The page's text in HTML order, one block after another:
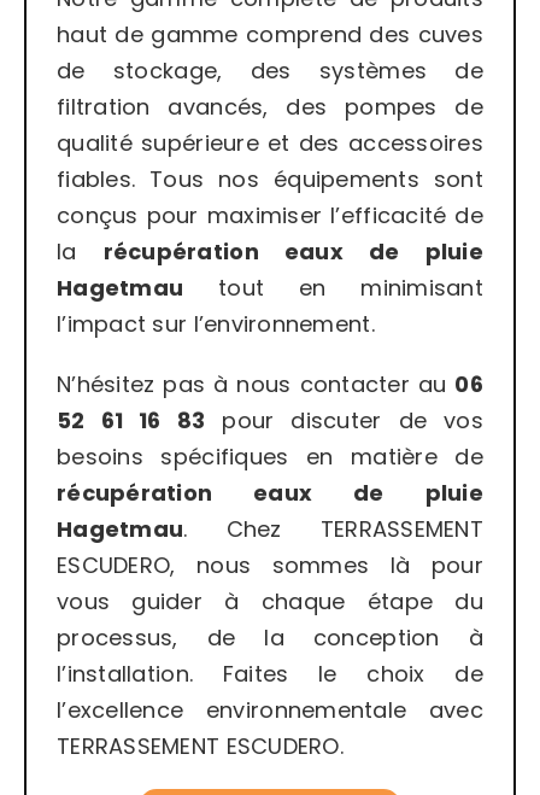
haut de gamme comprend des cuves
de stockage, des systèmes de
filtration avancés, des pompes de
qualité supérieure et des accessoires
fiables. Tous nos équipements sont
conçus pour maximiser l’efficacité de
la récupération eaux de pluie
Hagetmau tout en minimisant
l’impact sur l’environnement.
N’hésitez pas à nous contacter au 06
52 61 16 83 pour discuter de vos
besoins spécifiques en matière de
récupération eaux de pluie
Hagetmau. Chez TERRASSEMENT
ESCUDERO, nous sommes là pour
vous guider à chaque étape du
processus, de la conception à
l’installation. Faites le choix de
l’excellence environnementale avec
TERRASSEMENT ESCUDERO.